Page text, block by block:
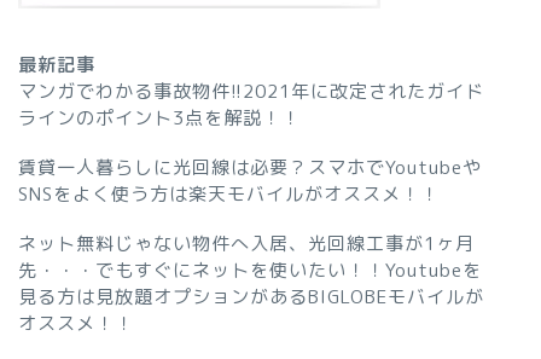
最新記事
マンガでわかる事故物件!!2021年に改定されたガイド
ラインのポイント3点を解説！！
賃貸一人暮らしに光回線は必要？スマホでYoutubeや
SNSをよく使う方は楽天モバイルがオススメ！！
ネット無料じゃない物件へ入居、光回線工事が1ヶ月
先・・・でもすぐにネットを使いたい！！Youtubeを
見る方は見放題オプションがあるBIGLOBEモバイルが
オススメ！！